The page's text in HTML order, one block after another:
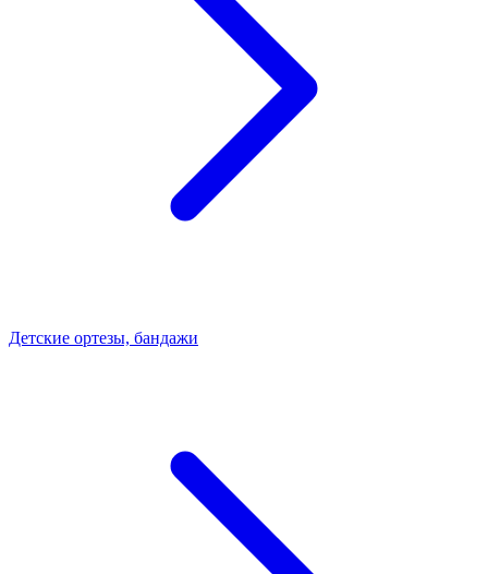
Детские ортезы, бандажи